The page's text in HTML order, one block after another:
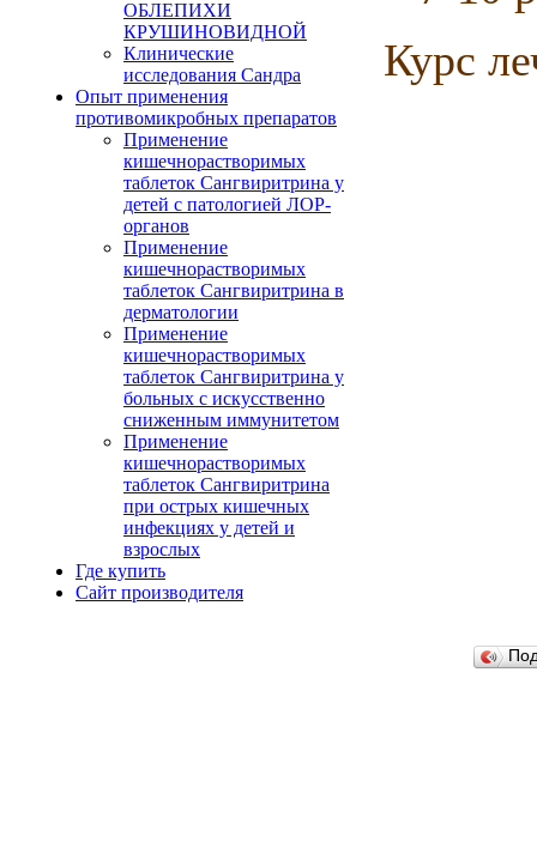
ОБЛЕПИХИ
КРУШИНОВИДНОЙ
Клинические
исследования Сандра
Опыт применения
противомикробных препаратов
Применение
кишечнорастворимых
таблеток Сангвиритрина у
детей с патологией ЛОР-
органов
Применение
кишечнорастворимых
таблеток Сангвиритрина в
дерматологии
Применение
кишечнорастворимых
таблеток Сангвиритрина у
больных с искусственно
сниженным иммунитетом
Применение
кишечнорастворимых
таблеток Сангвиритрина
при острых кишечных
инфекциях у детей и
взрослых
Где купить
Сайт производителя
Курс